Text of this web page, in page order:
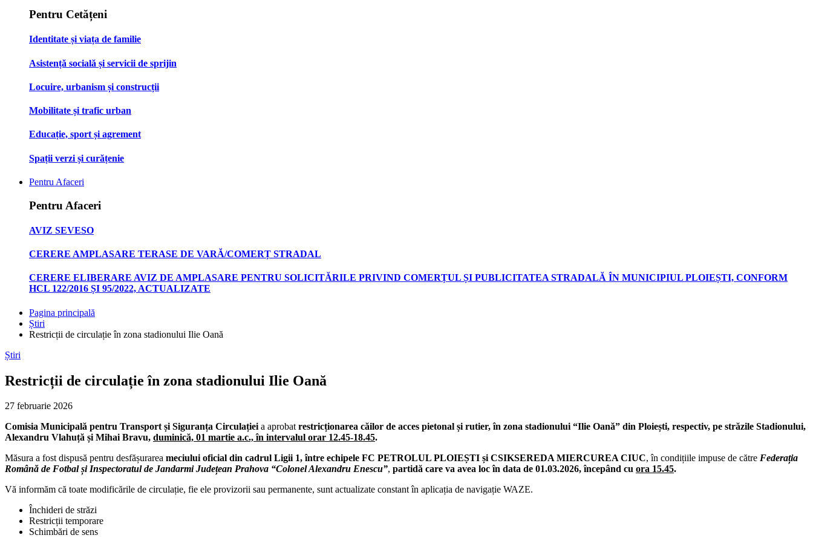
Pentru Cetățeni
Identitate și viața de familie
Asistență socială și servicii de sprijin
Locuire, urbanism și construcții
Mobilitate și trafic urban
Educație, sport și agrement
Spații verzi și curățenie
Pentru Afaceri
Pentru Afaceri
AVIZ SEVESO
CERERE AMPLASARE TERASE DE VARĂ/COMERȚ STRADAL
CERERE ELIBERARE AVIZ DE AMPLASARE PENTRU SOLICITĂRILE PRIVIND COMERȚUL ȘI PUBLICITATEA STRADALĂ ÎN MUNICIPIUL PLOIEȘTI, CONFORM
HCL 122/2016 ȘI 95/2022, ACTUALIZATE
Pagina principală
Știri
Restricții de circulație în zona stadionului Ilie Oană
Știri
Restricții de circulație în zona stadionului Ilie Oană
27 februarie 2026
Comisia Municipală pentru Transport și Siguranța Circulațieia aprobatrestricționarea căilor de acces pietonal și rutier, în zona stadionului “Ilie Oană” din Ploiești, respectiv, pe străzile Stadionului,
Alexandru Vlahuță și Mihai Bravu, duminică, 01 martie a.c., în intervalul orar 12.45-18.45.
Măsura a fost dispusă pentru desfășurarea meciului oficial din cadrul Ligii 1, între echipele FC PETROLUL PLOIEȘTI și CSIKSEREDA MIERCUREA CIUC, în condițiile impuse de către Federația
Română de Fotbal și Inspectoratul de Jandarmi Județean Prahova “Colonel Alexandru Enescu”, partidă care va avea loc în data de 01.03.2026, începând cu ora 15.45.
Vă informăm că toate modificările de circulație, fie ele provizorii sau permanente, sunt actualizate constant în aplicația de navigație WAZE.
Închideri de străzi
Restricții temporare
Schimbări de sens